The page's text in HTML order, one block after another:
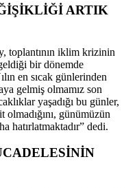
ARTIK
toplantının iklim krizinin
bir dönemde
en sıcak günlerinden
gelmiş olmamız son
yaşadığı bu günler,
günümüzün
hatırlatmaktadır” dedi.